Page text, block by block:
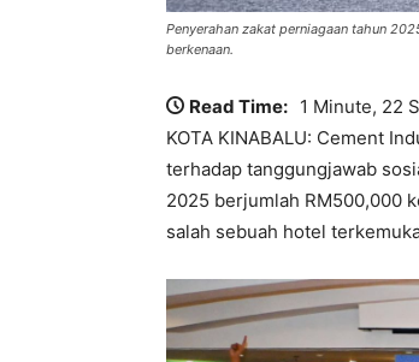
Penyerahan zakat perniagaan tahun
berkenaan.
Read Time: 1 Minute, 22
KOTA KINABALU: Cement
terhadap tanggungjawab
2025 berjumlah RM500,000
salah sebuah hotel